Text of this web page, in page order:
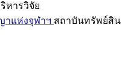
หารวิจัย
แห่งจุฬาฯ สถาบันทรัพย์สิน